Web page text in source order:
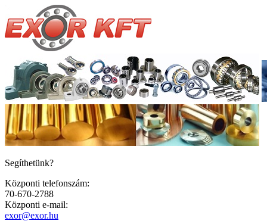
Segíthetünk?
Központi telefonszám:
70-670-2788
Központi e-mail:
exor@exor.hu